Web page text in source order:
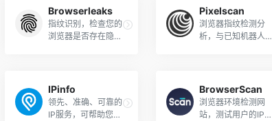
Browserleaks
指纹识别，检查您的
浏览器是否存在隐私
Pixelscan
浏览器指纹检测分
析，与已知机器人和
IPinfo
领先、准确、可靠的
IP服务，可帮助您识
BrowserScan
浏览器环境检测网
站，测试用户的IP地